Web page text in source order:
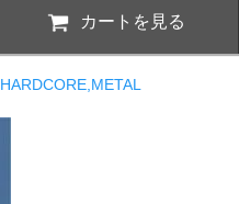
カートを見る
HARDCORE,METAL